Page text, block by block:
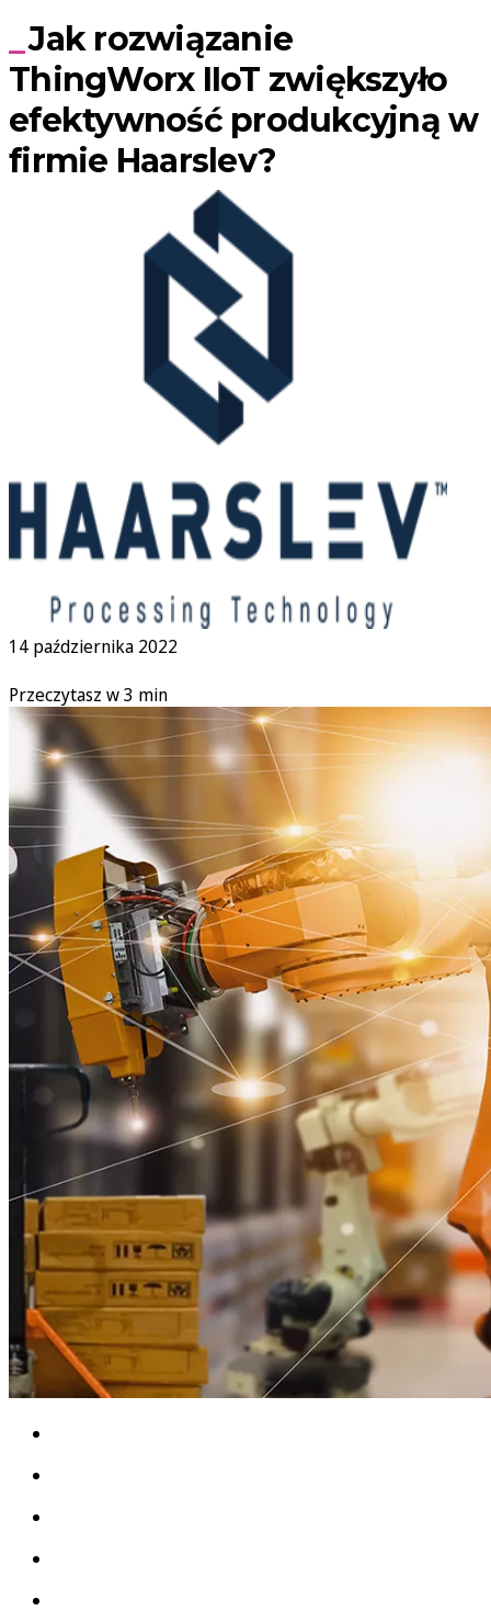
Jak rozwiązanie
ThingWorx IIoT zwiększyło
efektywność produkcyjną w
firmie Haarslev?
14 października 2022
Przeczytasz w 3 min